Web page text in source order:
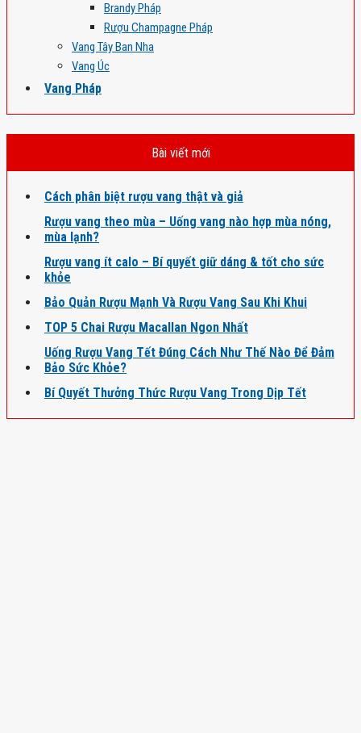
Brandy Pháp
Rượu Champagne Pháp
Vang Tây Ban Nha
Vang Úc
Vang Pháp
Bài viết mới
Cách phân biệt rượu vang thật và giả
Rượu vang theo mùa – Uống vang nào hợp mùa nóng,
mùa lạnh?
Rượu vang ít calo – Bí quyết giữ dáng & tốt cho sức
khỏe
Bảo Quản Rượu Mạnh Và Rượu Vang Sau Khi Khui
TOP 5 Chai Rượu Macallan Ngon Nhất
Uống Rượu Vang Tết Đúng Cách Như Thế Nào Để Đảm
Bảo Sức Khỏe?
Bí Quyết Thưởng Thức Rượu Vang Trong Dịp Tết